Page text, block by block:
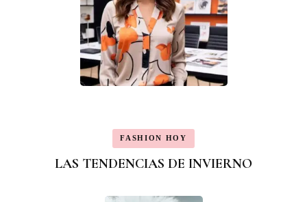
FASHION HOY
LAS TENDENCIAS DE INVIERNO